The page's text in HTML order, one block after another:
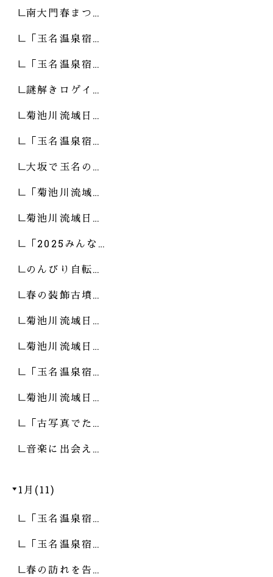
南大門春まつ…
「玉名温泉宿…
「玉名温泉宿…
謎解きロゲイ…
菊池川流域日…
「玉名温泉宿…
大坂で玉名の…
「菊池川流域…
菊池川流域日…
「2025みんな…
のんびり自転…
春の装飾古墳…
菊池川流域日…
菊池川流域日…
「玉名温泉宿…
菊池川流域日…
「古写真でた…
音楽に出会え…
1月(11)
「玉名温泉宿…
「玉名温泉宿…
春の訪れを告…